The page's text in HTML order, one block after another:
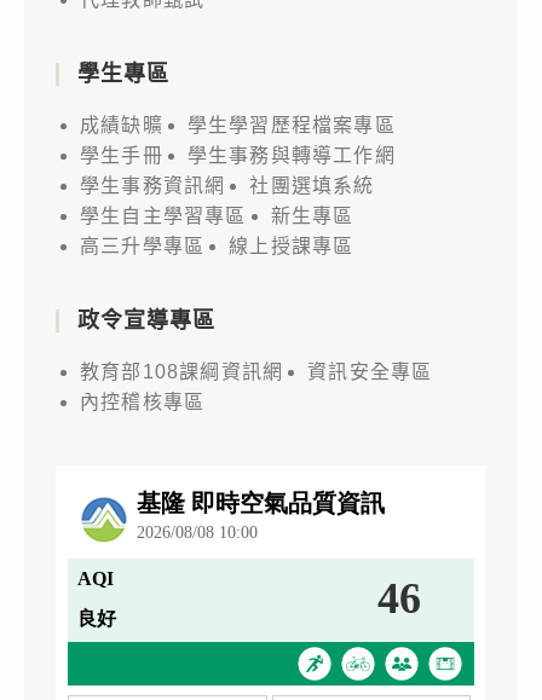
學生專區
成績缺曠
學生學習歷程檔案專區
學生手冊
學生事務與轉導工作網
學生事務資訊網
社團選填系統
學生自主學習專區
新生專區
高三升學專區
線上授課專區
政令宣導專區
教育部108課綱資訊網
資訊安全專區
內控稽核專區